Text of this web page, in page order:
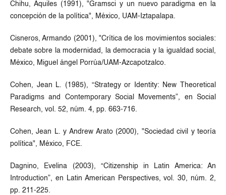
Chihu, Aquiles (1991), "Gramsci y un nuevo paradigma en la
concepción de la política", México, UAM-Iztapalapa.
Cisneros, Armando (2001), "Crítica de los movimientos sociales:
debate sobre la modernidad, la democracia y la igualdad social,
México, Miguel ángel Porrúa/UAM-Azcapotzalco.
Cohen, Jean L. (1985), “Strategy or Identity: New Theoretical
Paradigms and Contemporary Social Movements”, en Social
Research, vol. 52, núm. 4, pp. 663-716.
Cohen, Jean L. y Andrew Arato (2000), "Sociedad civil y teoría
política", México, FCE.
Dagnino, Evelina (2003), “Citizenship in Latin America: An
Introduction”, en Latin American Perspectives, vol. 30, núm. 2,
pp. 211-225.